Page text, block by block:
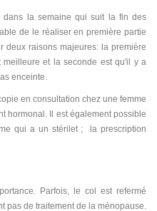
la semaine qui suit la fin des
de le réaliser en première partie
deux raisons majeures: la première
et la seconde est qu'il y a
enceinte.
en consultation chez une femme
hormonal. Il est également possible
qui a un stérilet ; la prescription
Parfois, le col est refermé
pas de traitement de la ménopause.